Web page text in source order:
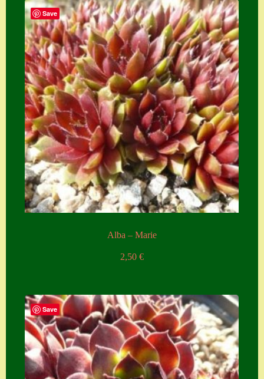
Zahlung
Zahlungs- &
Versandinfos
Zubehör
Zubehör
Save
Alba – Marie
2,50 €
Save